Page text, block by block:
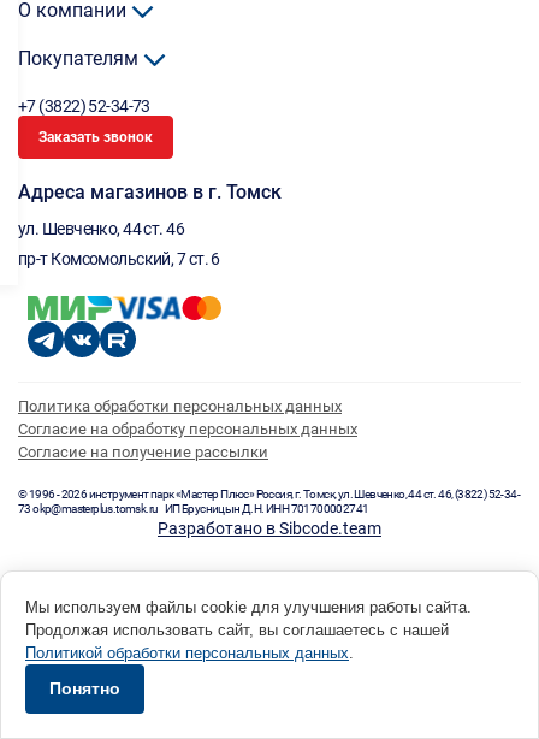
О компании
Покупателям
+7 (3822) 52-34-73
Заказать звонок
Адреса магазинов в г. Томск
ул. Шевченко, 44 ст. 46
пр-т Комсомольский, 7 ст. 6
Политика обработки персональных данных
Согласие на обработку персональных данных
Согласие на получение рассылки
© 1996 - 2026 инструмент парк «Мастер Плюс» Россия, г. Томск, ул. Шевченко, 44 ст. 46, (3822) 52-34-
73 okp@masterplus.tomsk.ru ИП Брусницын Д.Н. ИНН 701700002741
Разработано в Sibcode.team
Мы используем файлы cookie для улучшения работы сайта.
Продолжая использовать сайт, вы соглашаетесь с нашей
Политикой обработки персональных данных.
Понятно